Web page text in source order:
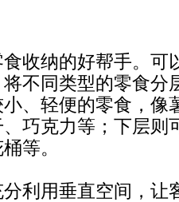
收纳的好帮手。可
不同类型的零食分
、轻便的零食，像
巧克力等；下层则
等。
利用垂直空间，让